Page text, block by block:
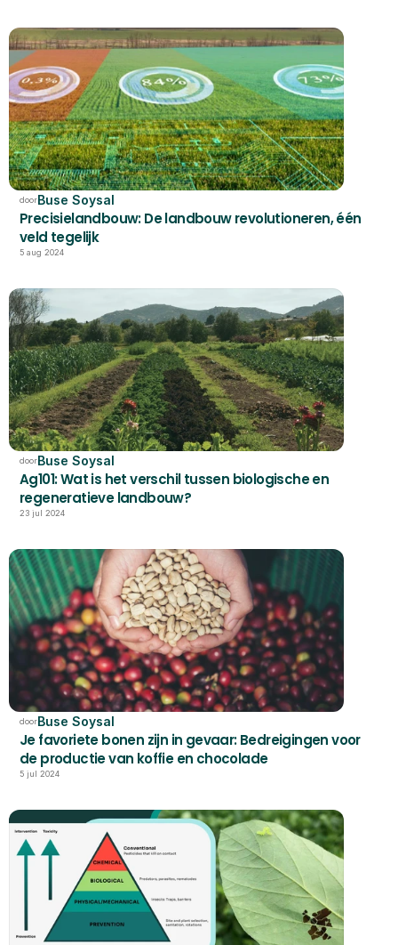
doorBuse Soysal
Precisielandbouw: De landbouw revolutioneren, één
veld tegelijk
5 aug 2024
doorBuse Soysal
Ag101: Wat is het verschil tussen biologische en
regeneratieve landbouw?
23 jul 2024
doorBuse Soysal
Je favoriete bonen zijn in gevaar: Bedreigingen voor
de productie van koffie en chocolade
5 jul 2024